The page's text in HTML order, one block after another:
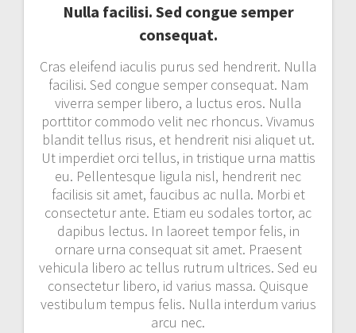
Nulla facilisi. Sed congue semper
consequat.
Cras eleifend iaculis purus sed hendrerit. Nulla
facilisi. Sed congue semper consequat. Nam
viverra semper libero, a luctus eros. Nulla
porttitor commodo velit nec rhoncus. Vivamus
blandit tellus risus, et hendrerit nisi aliquet ut.
Ut imperdiet orci tellus, in tristique urna mattis
eu. Pellentesque ligula nisl, hendrerit nec
facilisis sit amet, faucibus ac nulla. Morbi et
consectetur ante. Etiam eu sodales tortor, ac
dapibus lectus. In laoreet tempor felis, in
ornare urna consequat sit amet. Praesent
vehicula libero ac tellus rutrum ultrices. Sed eu
consectetur libero, id varius massa. Quisque
vestibulum tempus felis. Nulla interdum varius
arcu nec.